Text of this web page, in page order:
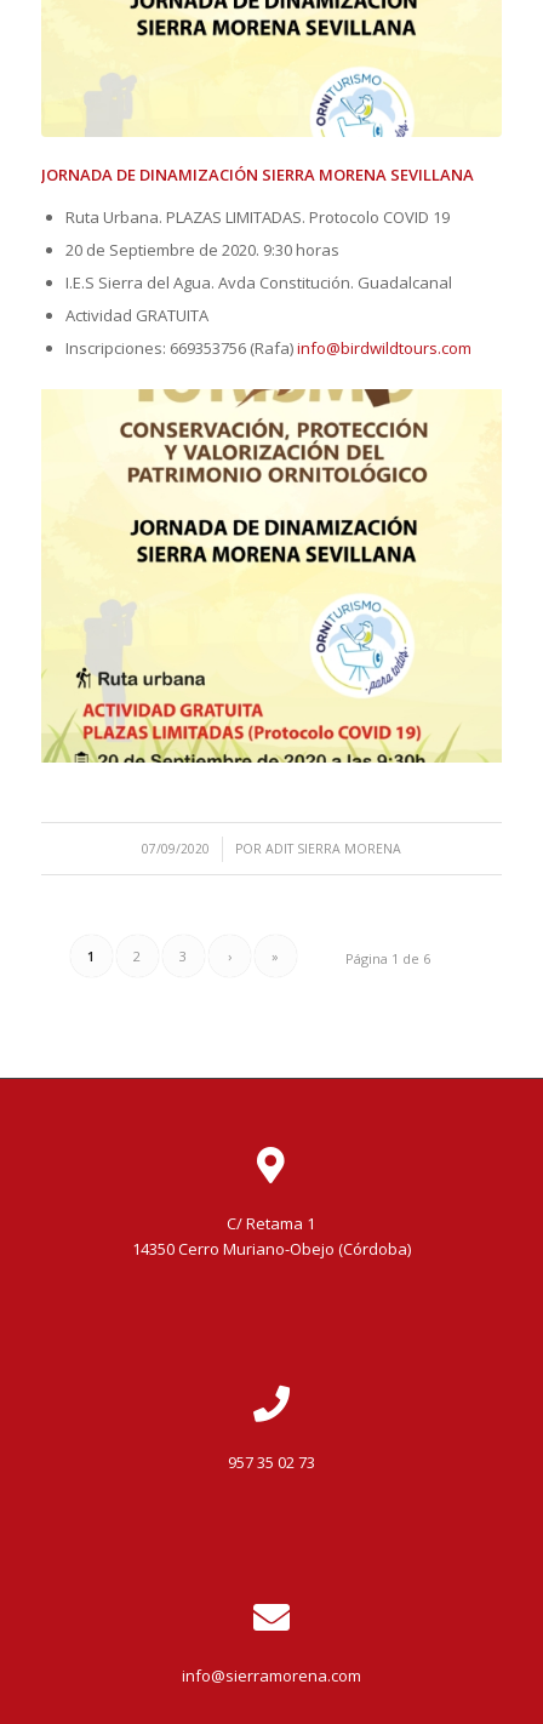
JORNADA DE DINAMIZACIÓN SIERRA MORENA SEVILLANA
Ruta Urbana. PLAZAS LIMITADAS. Protocolo COVID 19
20 de Septiembre de 2020. 9:30 horas
I.E.S Sierra del Agua. Avda Constitución. Guadalcanal
Actividad GRATUITA
Inscripciones: 669353756 (Rafa)info@birdwildtours.com
07/09/2020
/ POR ADIT SIERRA MORENA
Página 1 de 6
1 2 3 › »
C/ Retama 1
14350 Cerro Muriano-Obejo (Córdoba)
957 35 02 73
info@sierramorena.com